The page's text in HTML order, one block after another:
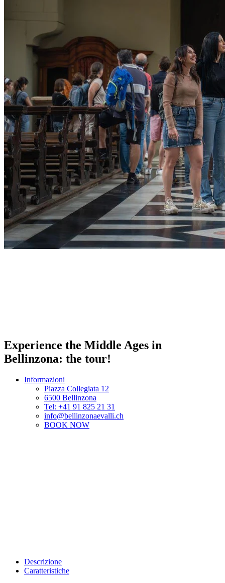
Experience the Middle Ages in
Bellinzona: the tour!
Informazioni
Piazza Collegiata 12
6500 Bellinzona
Tel: +41 91 825 21 31
info@bellinzonaevalli.ch
BOOK NOW
Descrizione
Caratteristiche